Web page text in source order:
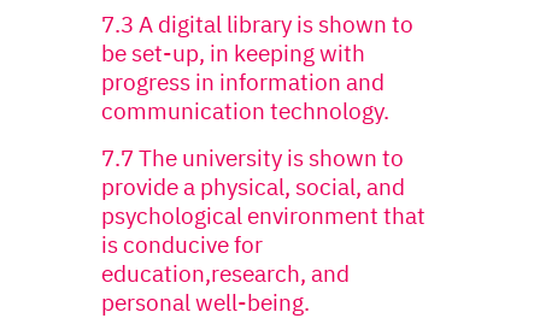
7.3 A digital library is shown to
be set-up, in keeping with
progress in information and
communication technology.
7.7 The university is shown to
provide a physical, social, and
psychological environment that
is conducive for
education,research, and
personal well-being.